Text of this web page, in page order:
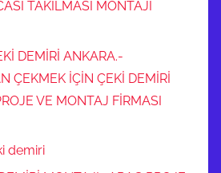
TAKILMASI MONTAJI
DEMİRİ ANKARA.-
ÇEKMEK İÇİN ÇEKİ DEMİRİ
VE MONTAJ FİRMASI
demiri